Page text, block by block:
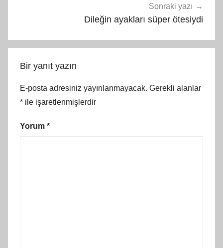
Sonraki yazı
Dileğin ayakları süper ötesiydi
Bir yanıt yazın
E-posta adresiniz yayınlanmayacak. Gerekli alanlar
* ile işaretlenmişlerdir
Yorum *